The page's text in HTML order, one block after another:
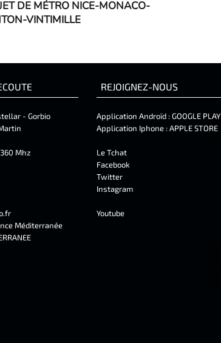
DE MÉTRO NICE-MONACO-
VINTIMILLE
- Gorbio
Mhz
Méditerranée
REJOIGNEZ-NOUS
Application Androïd : GOOGLE PLAY
Application Iphone : APPLE STORE
Le Tchat
Facebook
Twitter
Instagram
Youtube